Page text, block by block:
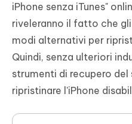
iPhone senza iTunes"
riveleranno il fatto che
modi alternativi per
Quindi, senza ulteriori
strumenti di recupero del
ripristinare l'iPhone